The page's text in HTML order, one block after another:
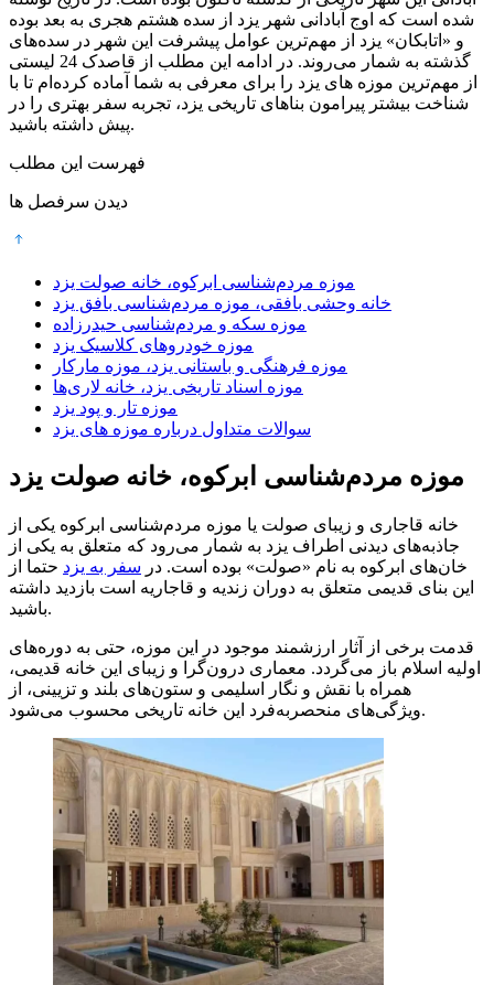
شده است که اوج آبادانی شهر یزد از سده هشتم هجری به بعد بوده
و «اتابکان» یزد از مهم‌ترین عوامل پیشرفت این شهر در سده‌های
گذشته به شمار می‌روند. در ادامه این مطلب از قاصدک 24 لیستی
از مهم‌ترین موزه های یزد را برای معرفی به شما آماده کرده‌ام تا با
شناخت بیشتر پیرامون بناهای تاریخی یزد، تجربه سفر بهتری را در
پیش داشته باشید.
فهرست این مطلب
دیدن سرفصل ها
موزه مردم‌‌شناسی ابرکوه، خانه صولت یزد
خانه وحشی بافقی، موزه مردم‌شناسی بافق یزد
موزه سکه و مردم‌شناسی حیدرزاده
موزه خودروهای کلاسیک یزد
موزه فرهنگی و باستانی یزد، موزه مارکار
موزه اسناد تاریخی یزد، خانه لاری‌ها
موزه تار و پود یزد
سوالات متداول درباره موزه های یزد
موزه مردم‌‌شناسی ابرکوه، خانه صولت یزد
خانه قاجاری و زیبای صولت یا موزه مردم‌شناسی ابرکوه یکی از
جاذبه‌های دیدنی اطراف یزد به شمار می‌رود که متعلق به یکی از
خان‌های ابرکوه به نام «صولت» بوده است. در سفر به یزد حتما از
این بنای قدیمی متعلق به دوران زندیه و قاجاریه است بازدید داشته
باشید.
قدمت برخی از آثار ارزشمند موجود در این موزه، حتی به دوره‌های
اولیه اسلام باز می‌گردد. معماری درون‌گرا و زیبای این خانه قدیمی،
همراه با نقش و نگار اسلیمی و ستون‌های بلند و تزیینی، از
ویژگی‌های منحصربه‌فرد این خانه تاریخی محسوب می‌شود.